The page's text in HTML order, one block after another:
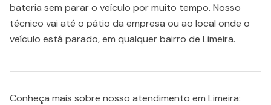
bateria sem parar o veículo por muito tempo. Nosso
técnico vai até o pátio da empresa ou ao local onde o
veículo está parado, em qualquer bairro de Limeira.
Conheça mais sobre nosso atendimento em Limeira: